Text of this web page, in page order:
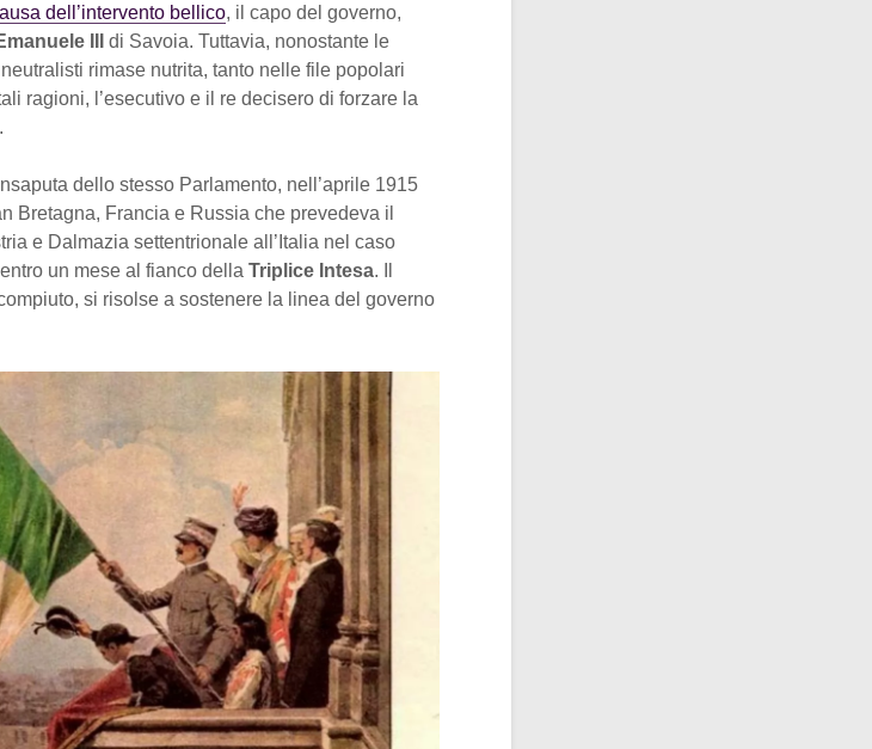
dell’intervento bellico, il capo del governo,
III
di Savoia. Tuttavia, nonostante le
rimase nutrita, tanto nelle file popolari
ragioni, l’esecutivo e il re decisero di forzare la
dello stesso Parlamento, nell’aprile 1915
Bretagna, Francia e Russia che prevedeva il
e Dalmazia settentrionale all’Italia nel caso
entro un mese al fianco della Triplice Intesa. Il
si risolse a sostenere la linea del governo